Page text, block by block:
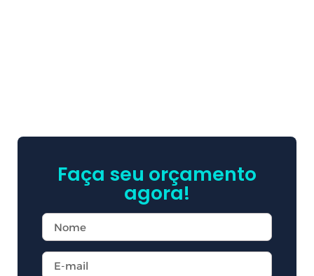
Faça seu orçamento
agora!